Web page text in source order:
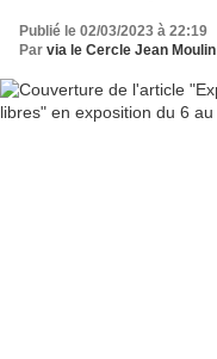
Publié le 02/03/2023 à 22:19
Par via le Cercle Jean Moulin